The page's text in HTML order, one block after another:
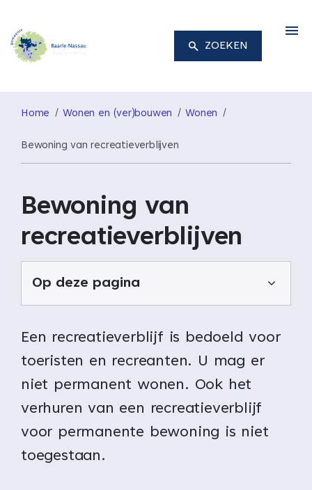
ZOEKEN
Home Wonen en (ver)bouwen Wonen
Bewoning van recreatieverblijven
Bewoning van
recreatieverblijven
Op deze pagina
Een recreatieverblijf is bedoeld voor
toeristen en recreanten. U mag er
niet permanent wonen. Ook het
verhuren van een recreatieverblijf
voor permanente bewoning is niet
toegestaan.